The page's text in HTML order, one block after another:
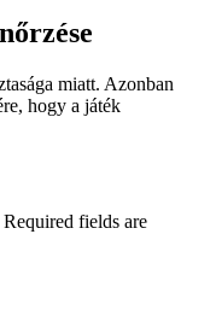
miatt. Azonban
hogy a játék
fields are